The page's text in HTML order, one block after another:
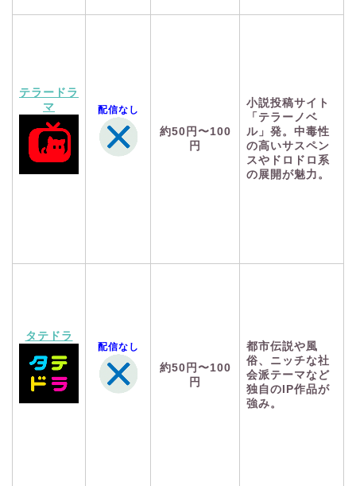
テラードラ
マ
配信なし
約50円〜100
円
小説投稿サイト
「テラーノベ
ル」発。中毒性
の高いサスペン
スやドロドロ系
の展開が魅力。
タテドラ
配信なし
約50円〜100
円
都市伝説や風
俗、ニッチな社
会派テーマなど
独自のIP作品が
強み。